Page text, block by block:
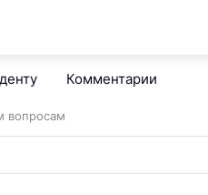
Комментарии
вопросам